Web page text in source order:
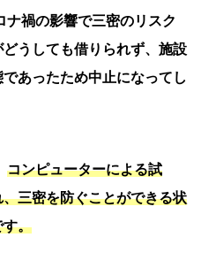
禍の影響で三密のリスク
うしても借りられず、施設
あったため中止になってし
コンピューターによる試
三密を防ぐことができる状
す。